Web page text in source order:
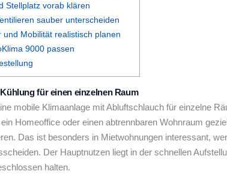
Stellplatz vorab klären
sauber unterscheiden
Mobilität realistisch planen
9000 passen
für einen einzelnen Raum
mobile Klimaanlage mit Abluftschlauch für einzelne
Homeoffice oder einen abtrennbaren Wohnraum
Das ist besonders in Mietwohnungen interessant,
Der Hauptnutzen liegt in der schnellen
halten.